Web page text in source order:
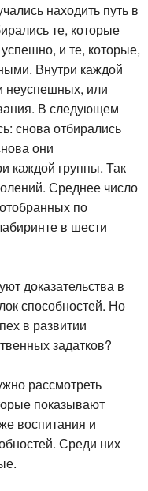
находить путь в
те, которые
и те, которые,
Внутри каждой
неуспешных, или
В следующем
снова отбирались
они
каждой группы. Так
Среднее число
по
в шести
доказательства в
способностей. Но
в развитии
задатков?
рассмотреть
показывают
воспитания и
Среди них